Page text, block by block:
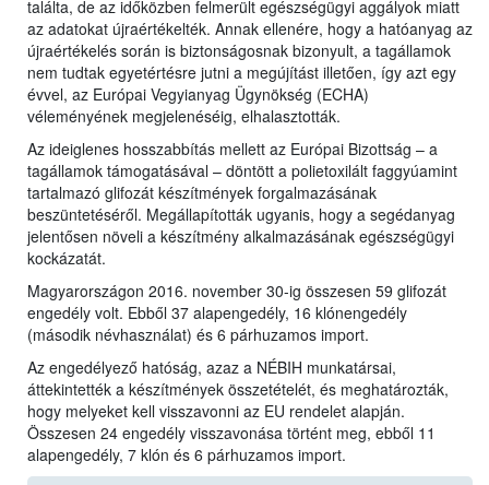
találta, de az időközben felmerült egészségügyi aggályok miatt
az adatokat újraértékelték. Annak ellenére, hogy a hatóanyag az
újraértékelés során is biztonságosnak bizonyult, a tagállamok
nem tudtak egyetértésre jutni a megújítást illetően, így azt egy
évvel, az Európai Vegyianyag Ügynökség (ECHA)
véleményének megjelenéséig, elhalasztották.
Az ideiglenes hosszabbítás mellett az Európai Bizottság – a
tagállamok támogatásával – döntött a polietoxilált faggyúamint
tartalmazó glifozát készítmények forgalmazásának
beszüntetéséről. Megállapították ugyanis, hogy a segédanyag
jelentősen növeli a készítmény alkalmazásának egészségügyi
kockázatát.
Magyarországon 2016. november 30-ig összesen 59 glifozát
engedély volt. Ebből 37 alapengedély, 16 klónengedély
(második névhasználat) és 6 párhuzamos import.
Az engedélyező hatóság, azaz a NÉBIH munkatársai,
áttekintették a készítmények összetételét, és meghatározták,
hogy melyeket kell visszavonni az EU rendelet alapján.
Összesen 24 engedély visszavonása történt meg, ebből 11
alapengedély, 7 klón és 6 párhuzamos import.